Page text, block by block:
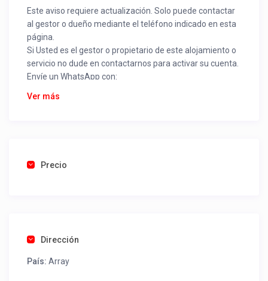
Este aviso requiere actualización. Solo puede contactar
al gestor o dueño mediante el teléfono indicado en esta
página.
Si Usted es el gestor o propietario de este alojamiento o
servicio no dude en contactarnos para activar su cuenta.
Envíe un WhatsApp con:
Nombre alojamiento o servicio
Una foto de cuenta de luz o agua o gas que acredite
como un profesional sin COMISIONES ni ESTAFAS.
Tel contacto propiedad:
Ver más
Precio
Dirección
País: Array